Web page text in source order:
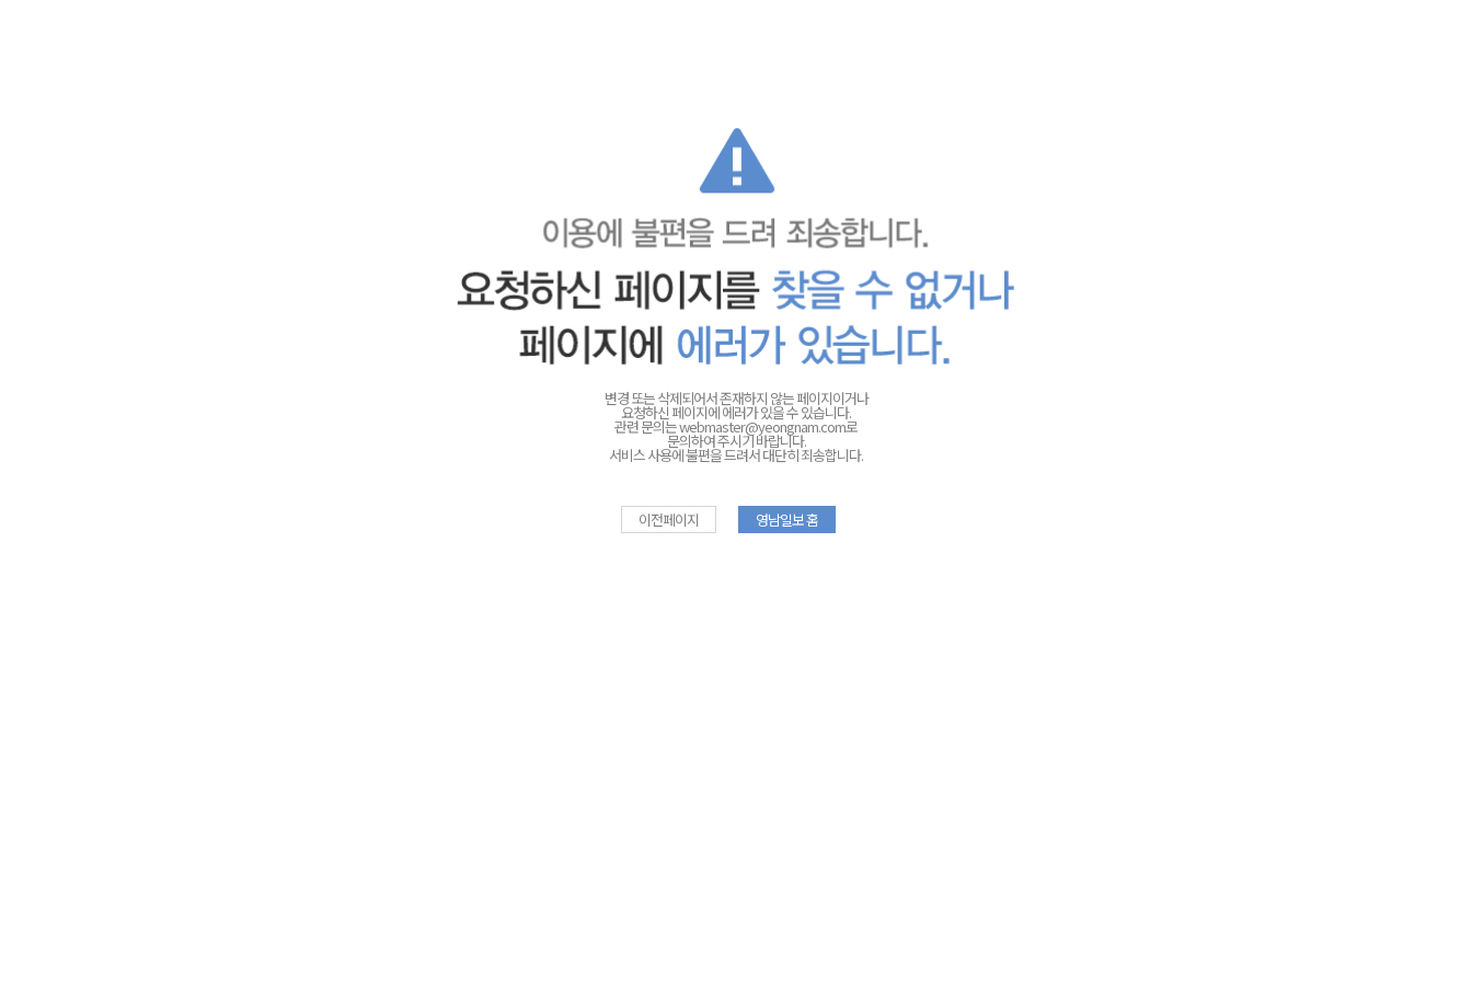
변경 또는 삭제되어서 존재하지 않는 페이지이거나
요청하신 페이지에 에러가 있을 수 있습니다.
관련 문의는webmaster@yeongnam.com로
문의하여 주시기 바랍니다.
서비스 사용에 불편을 드려서 대단히 죄송합니다.
이전페이지 영남일보 홈